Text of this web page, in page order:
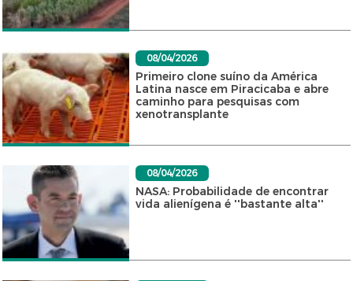
08/04/2026
Primeiro clone suíno da América
Latina nasce em Piracicaba e abre
caminho para pesquisas com
xenotransplante
08/04/2026
NASA: Probabilidade de encontrar
vida alienígena é ''bastante alta''